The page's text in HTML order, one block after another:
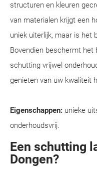
structuren en kleuren
van materialen krijgt een
uniek uiterlijk, maar is het
Bovendien beschermt
schutting vrijwel
genieten van uw kwaliteit
Eigenschappen: unieke
onderhoudsvrij.
Een schutting
Dongen?